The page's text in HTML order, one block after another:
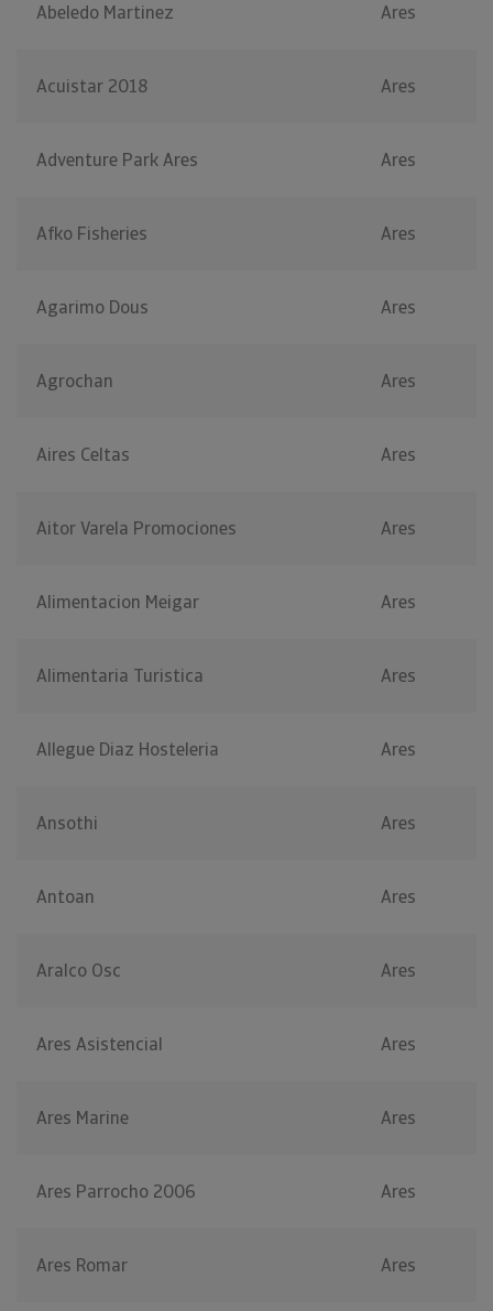
Abeledo Martinez Ares
Acuistar 2018 Ares
Adventure Park Ares Ares
Afko Fisheries Ares
Agarimo Dous Ares
Agrochan Ares
Aires Celtas Ares
Aitor Varela Promociones Ares
Alimentacion Meigar Ares
Alimentaria Turistica Ares
Allegue Diaz Hosteleria Ares
Ansothi Ares
Antoan Ares
Aralco Osc Ares
Ares Asistencial Ares
Ares Marine Ares
Ares Parrocho 2006 Ares
Ares Romar Ares